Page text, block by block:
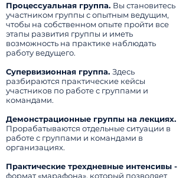
Процессуальная группа. Вы становитесь
участником группы с опытным ведущим,
чтобы на собственном опыте пройти все
этапы развития группы и иметь
возможность на практике наблюдать
работу ведущего.
Супервизионная группа. Здесь
разбираются практические кейсы
участников по работе с группами и
командами.
Демонстрационные группы на лекциях.
Прорабатываются отдельные ситуации в
работе с группами и командами в
организациях.
Практические трехдневные интенсивы -
формат «марафона», который позволяет